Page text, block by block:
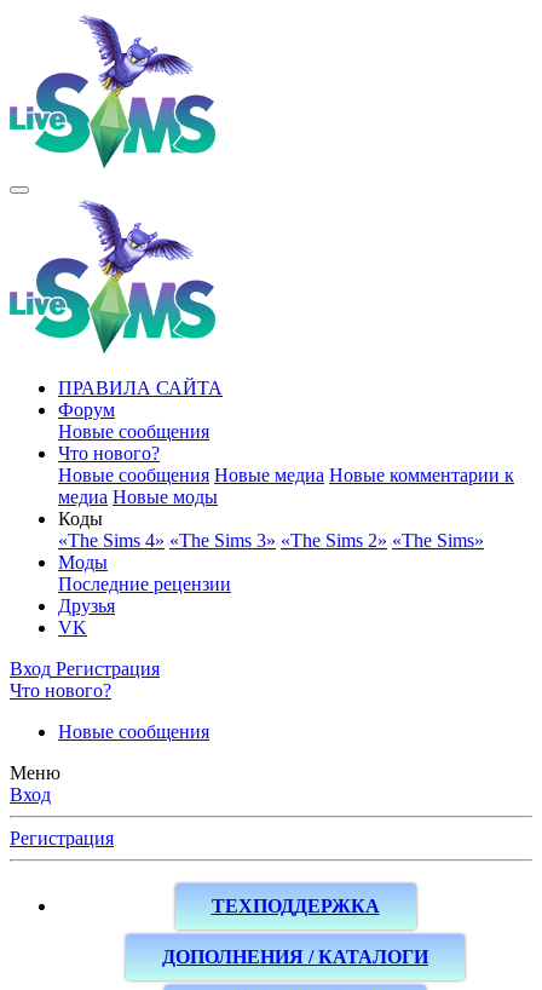
ПРАВИЛА САЙТА
Форум
Новые сообщения
Что нового?
Новые сообщения Новые медиа Новые комментарии к
медиа Новые моды
Коды
«The Sims 4» «The Sims 3» «The Sims 2» «The Sims»
Моды
Последние рецензии
Друзья
VK
Вход Регистрация
Что нового?
Новые сообщения
Меню
Вход
Регистрация
ТЕХПОДДЕРЖКА
ДОПОЛНЕНИЯ / КАТАЛОГИ